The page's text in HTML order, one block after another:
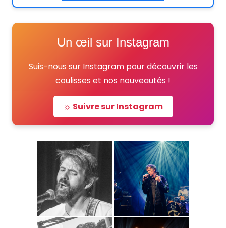
Un œil sur Instagram
Suis-nous sur Instagram pour découvrir les
coulisses et nos nouveautés !
☼ Suivre sur Instagram